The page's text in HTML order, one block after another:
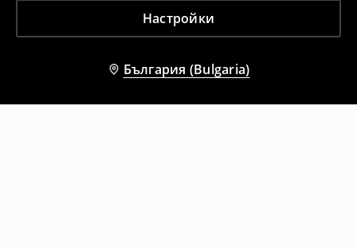
Настройки
България (Bulgaria)